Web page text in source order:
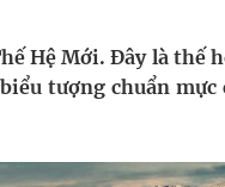
Hệ Mới. Đây là thế
tượng chuẩn mực